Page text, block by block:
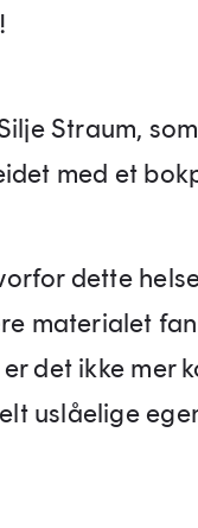
Straum,
med et
dette
materialet
det ikke mer
uslåelige